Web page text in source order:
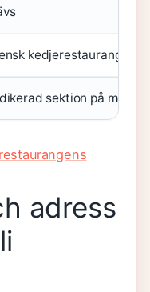
kedjerestaurang
sektion på menyn
restaurangens
adress